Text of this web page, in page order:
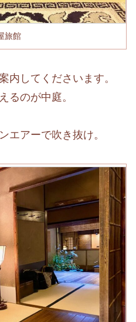
旅館
内してくださいます。
るのが中庭。
エアーで吹き抜け。